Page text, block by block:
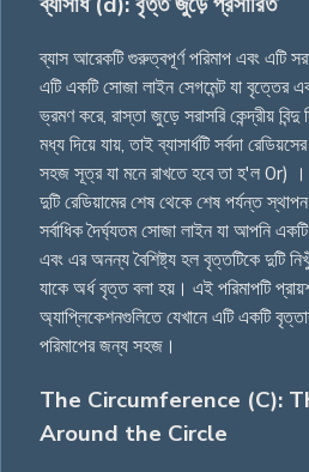
ব্যাস আরেকটি গুরুত্বপূর্ণ পরিমাপ এবং এটি
এটি একটি সোজা লাইন সেগমেন্ট যা বৃত্তের
ভ্রমণ করে, রাস্তা জুড়ে সরাসরি কেন্দ্রীয়
মধ্য দিয়ে যায়, তাই ব্যাসার্ধটি সর্বদা
সহজ সূত্র যা মনে রাখতে হবে তা হ'ল 0r)
দুটি রেডিয়ামের শেষ থেকে শেষ পর্যন্ত
সর্বাধিক দৈর্ঘ্যতম সোজা লাইন যা আপনি
এবং এর অনন্য বৈশিষ্ট্য হল বৃত্তটিকে দুটি
যাকে অর্ধ বৃত্ত বলা হয়। এই পরিমাপটি
অ্যাপ্লিকেশনগুলিতে যেখানে এটি একটি
পরিমাপের জন্য সহজ।
The Circumference (C):
Around the Circle